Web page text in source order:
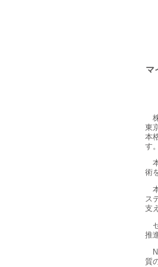
マ
東
本
す。
術
ス
支
推
質